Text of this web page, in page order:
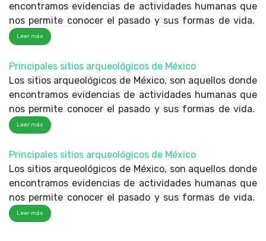
encontramos evidencias de actividades humanas que
nos permite conocer el pasado y sus formas de vida.
Leer más
Principales sitios arqueológicos de México
Los sitios arqueológicos de México, son aquellos donde
encontramos evidencias de actividades humanas que
nos permite conocer el pasado y sus formas de vida.
Leer más
Principales sitios arqueológicos de México
Los sitios arqueológicos de México, son aquellos donde
encontramos evidencias de actividades humanas que
nos permite conocer el pasado y sus formas de vida.
Leer más